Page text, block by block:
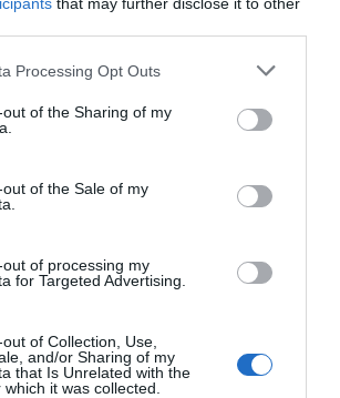
website/app uses one or more Google
visit or usage behaviour. You may click to
to Google and its third-party tags to
specified purposes in below Google
Processing Opt Outs
of the Sharing of my
of the Sale of my
of processing my
for Targeted Advertising.
of Collection, Use,
and/or Sharing of my
that Is Unrelated with the
it was collected.
κεφάλι του
από τη Σύμη
συγκλονιστική
εικόνες και
την
Εύβοια: Με κατάνυξη
και πλήθος κόσμου η
Ωρεούς – Παρών ο
την
υγεία
κτηνοτροφική μονάδα
– Νέο βίντεο